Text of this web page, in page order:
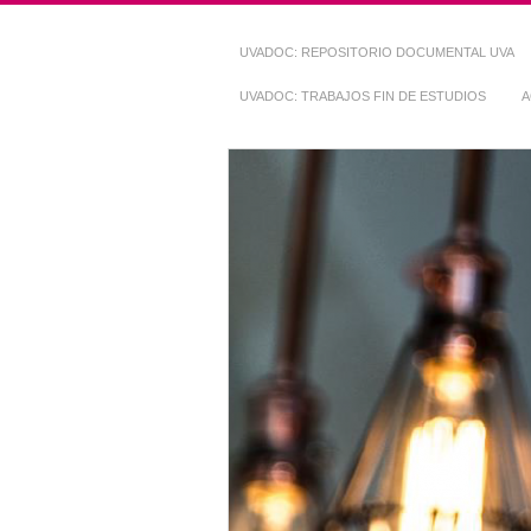
UVADOC: REPOSITORIO DOCUMENTAL UVA
UVADOC: TRABAJOS FIN DE ESTUDIOS
Repositorio
~ UVaDOC